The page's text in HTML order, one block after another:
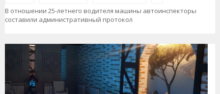
В отношении 25-летнего водителя машины автоинспекторы
составили административный протокол